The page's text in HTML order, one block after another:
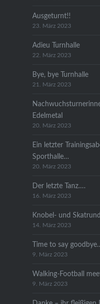
Ausgeturnt!!
23. März 2023
Adieu Turnhalle
22. März 2023
Bye, bye Turnhalle
21. März 2023
Edelmetal
20. März 2023
Ein letzter
Sporthalle…
20. März 2023
Der letzte Tanz….
16. März 2023
Knobel- und
14. März 2023
Time to say
9. März 2023
Walking-Football
9. März 2023